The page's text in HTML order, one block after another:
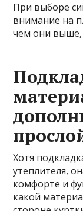
При выборе
внимание на
чем они выше,
Хотя
утеплителя,
комфорте и
какой